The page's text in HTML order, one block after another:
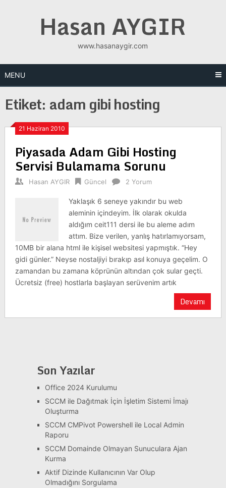
Hasan AYGIR
www.hasanaygir.com
MENU
Etiket: adam gibi hosting
21 Haziran 2010
Piyasada Adam Gibi Hosting
Servisi Bulamama Sorunu
Hasan AYGIR Güncel 2 Yorum
Yaklaşık 6 seneye yakındır bu web
aleminin içindeyim. İlk olarak okulda
aldığım ceit111 dersi ile bu aleme adım
attım. Bize verilen, yanlış hatırlamıyorsam,
10MB bir alana html ile kişisel websitesi yapmıştık. “Hey
gidi günler.” Neyse nostaljiyi bırakıp asıl konuya geçelim. O
zamandan bu zamana köprünün altından çok sular geçti.
Ücretsiz (free) hostlarla başlayan serüvenim artık
Devamı
Son Yazılar
Office 2024 Kurulumu
SCCM ile Dağıtmak İçin İşletim Sistemi İmajı
Oluşturma
SCCM CMPivot Powershell ile Local Admin
Raporu
SCCM Domainde Olmayan Sunuculara Ajan
Kurma
Aktif Dizinde Kullanıcının Var Olup
Olmadığını Sorgulama